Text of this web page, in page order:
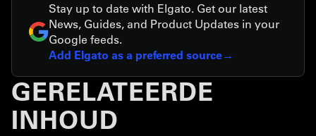
Stay up to date with Elgato. Get our latest
News, Guides, and Product Updates in your
Google feeds.
Add Elgato as a preferred source
GERELATEERDE
INHOUD